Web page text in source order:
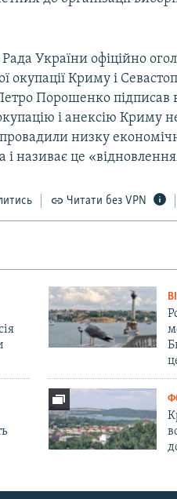
України офіційно
окупації Криму і
Порошенко підписав
і анексію Криму
низку
і називає це
Читати без VPN